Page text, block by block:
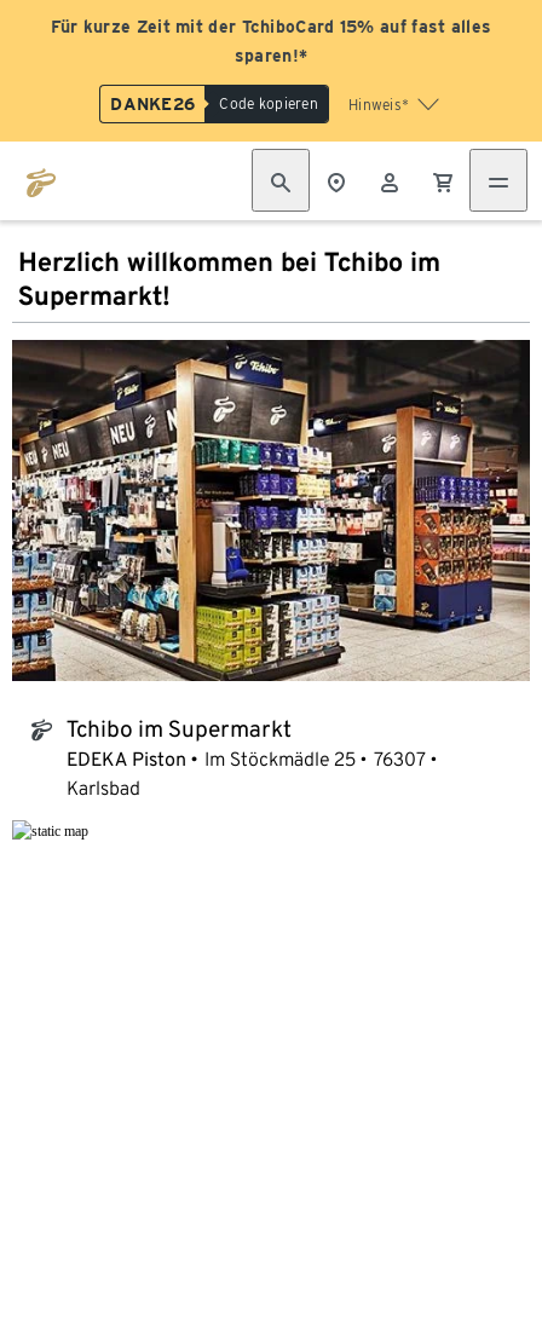
Für kurze Zeit mit der TchiboCard 15% auf fast alles
sparen!*
DANKE26 Code kopieren Hinweis*
Herzlich willkommen bei Tchibo im
Supermarkt!
tchibo_logo Tchibo im Supermarkt
EDEKA Piston Im Stöckmädle 25
76307
Karlsbad